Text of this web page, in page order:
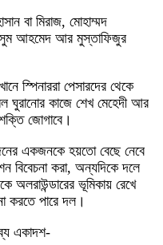
বা মিরাজ, মোহাম্মদ
আহমেদ আর মুস্তাফিজুর
স্পিনাররা পেসারদের থেকে
ঘুরানোর কাজে শেখ মেহেদী আর
শক্তি জোগাবে।
একজনকে হয়তো বেছে নেবে
বিবেচনা করা, অন্যদিকে দলে
অলরাউন্ডারের ভূমিকায় রেখে
করতে পারে দল।
একাদশ-